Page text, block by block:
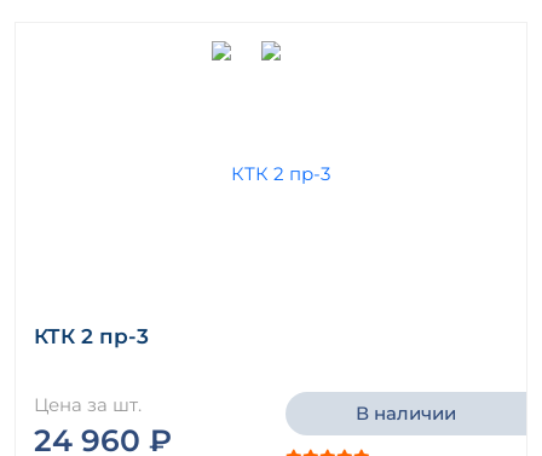
КТК 2 пр-3
Цена за шт.
24 960 ₽
В наличии